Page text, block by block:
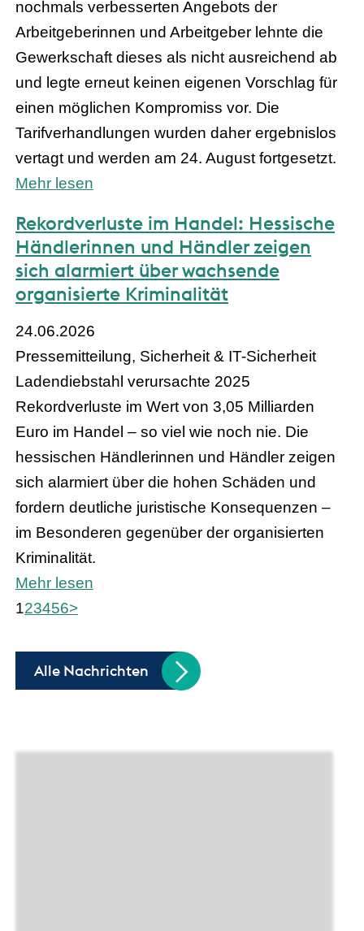
nochmals verbesserten Angebots der
Arbeitgeberinnen und Arbeitgeber lehnte die
Gewerkschaft dieses als nicht ausreichend ab
und legte erneut keinen eigenen Vorschlag für
einen möglichen Kompromiss vor. Die
Tarifverhandlungen wurden daher ergebnislos
vertagt und werden am 24. August fortgesetzt.
Mehr lesen
Rekordverluste im Handel: Hessische
Händlerinnen und Händler zeigen
sich alarmiert über wachsende
organisierte Kriminalität
24.06.2026
Pressemitteilung, Sicherheit & IT-Sicherheit
Ladendiebstahl verursachte 2025
Rekordverluste im Wert von 3,05 Milliarden
Euro im Handel – so viel wie noch nie. Die
hessischen Händlerinnen und Händler zeigen
sich alarmiert über die hohen Schäden und
fordern deutliche juristische Konsequenzen –
im Besonderen gegenüber der organisierten
Kriminalität.
Mehr lesen
123456>
Alle Nachrichten